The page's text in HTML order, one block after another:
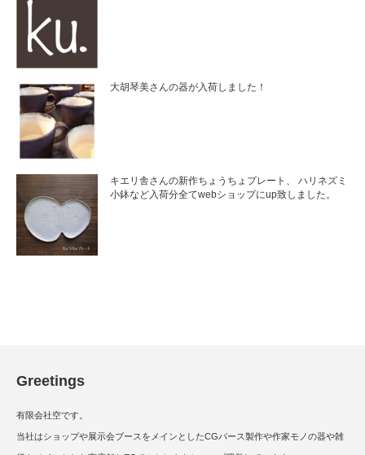
大胡琴美さんの器が入荷しました！
キエリ舎さんの新作ちょうちょプレート、 ハリネズミ
小鉢など入荷分全てwebショップにup致しました。
Greetings
有限会社空です。
当社はショップや展示会ブースをメインとしたCGパース製作や作家モノの器や雑